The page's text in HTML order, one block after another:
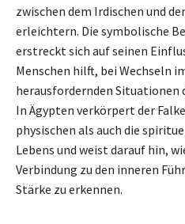
zwischen dem Irdischen und
erleichtern. Die symbolische
erstreckt sich auf seinen
Menschen hilft, bei Wechseln
herausfordernden Situationen
In Ägypten verkörpert der
physischen als auch die
Lebens und weist darauf hin,
Verbindung zu den inneren
Stärke zu erkennen.